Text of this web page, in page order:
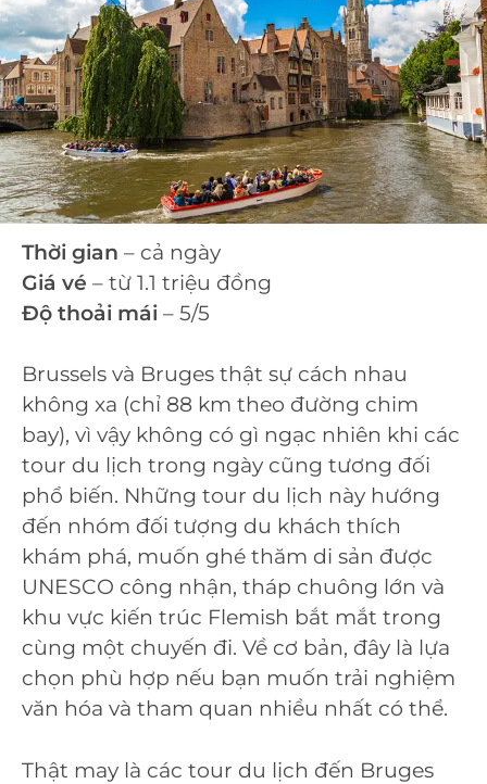
Thời gian – cả ngày
Giá vé – từ 1.1 triệu đồng
Độ thoải mái – 5/5
Brussels và Bruges thật sự cách nhau
không xa (chỉ 88 km theo đường chim
bay), vì vậy không có gì ngạc nhiên khi các
tour du lịch trong ngày cũng tương đối
phổ biến. Những tour du lịch này hướng
đến nhóm đối tượng du khách thích
khám phá, muốn ghé thăm di sản được
UNESCO công nhận, tháp chuông lớn và
khu vực kiến trúc Flemish bắt mắt trong
cùng một chuyến đi. Về cơ bản, đây là lựa
chọn phù hợp nếu bạn muốn trải nghiệm
văn hóa và tham quan nhiều nhất có thể.
Thật may là các tour du lịch đến Bruges